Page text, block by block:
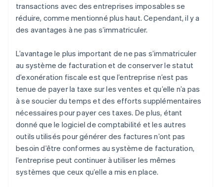
transactions avec des entreprises imposables se
réduire, comme mentionné plus haut. Cependant, il y a
des avantages à ne pas s’immatriculer.
L’avantage le plus important de ne pas s’immatriculer
au système de facturation et de conserver le statut
d’exonération fiscale est que l’entreprise n’est pas
tenue de payer la taxe sur les ventes et qu’elle n’a pas
à se soucier du temps et des efforts supplémentaires
nécessaires pour payer ces taxes. De plus, étant
donné que le logiciel de comptabilité et les autres
outils utilisés pour générer des factures n’ont pas
besoin d’être conformes au système de facturation,
l’entreprise peut continuer à utiliser les mêmes
systèmes que ceux qu’elle a mis en place.